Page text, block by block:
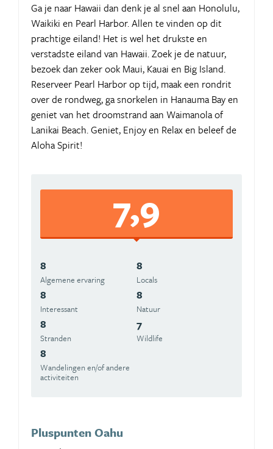
Ga je naar Hawaii dan denk je al snel aan Honolulu,
Waikiki en Pearl Harbor. Allen te vinden op dit
prachtige eiland! Het is wel het drukste en
verstadste eiland van Hawaii. Zoek je de natuur,
bezoek dan zeker ook Maui, Kauai en Big Island.
Reserveer Pearl Harbor op tijd, maak een rondrit
over de rondweg, ga snorkelen in Hanauma Bay en
geniet van het droomstrand aan Waimanola of
Lanikai Beach. Geniet, Enjoy en Relax en beleef de
Aloha Spirit!
7,9
8
Algemene ervaring
8
Locals
8
Interessant
8
Natuur
8
Stranden
7
Wildlife
8
Wandelingen en/of andere
activiteiten
Pluspunten Oahu